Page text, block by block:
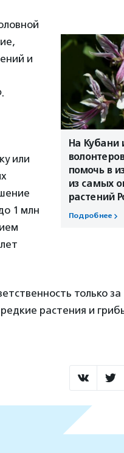
На Кубани
помочь в
из самых
растений
Подробнее
и
или
1 млн
только
растения и